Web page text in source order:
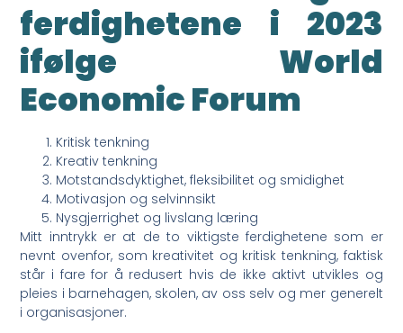
ferdighetene i 2023
ifølge World
Economic Forum
Kritisk tenkning
Kreativ tenkning
Motstandsdyktighet, fleksibilitet og smidighet
Motivasjon og selvinnsikt
Nysgjerrighet og livslang læring
Mitt inntrykk er at de to viktigste ferdighetene som er
nevnt ovenfor, som kreativitet og kritisk tenkning, faktisk
står i fare for å redusert hvis de ikke aktivt utvikles og
pleies i barnehagen, skolen, av oss selv og mer generelt
i organisasjoner.